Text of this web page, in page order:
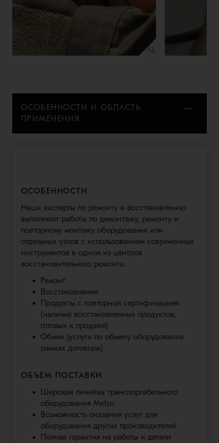
ОСОБЕННОСТИ И ОБЛАСТЬ
ПРИМЕНЕНИЯ
ОСОБЕННОСТИ
Наши эксперты по ремонту и восстановлению
выполняют работы по демонтажу, ремонту и
повторному монтажу оборудования или
отдельных узлов с использованием современных
инструментов в одном из центров
восстановительного ремонта.
Ремонт
Восстановление
Продукты с повторной сертификацией
(наличие восстановленных продуктов,
готовых к продаже)
Обмен (услуги по обмену оборудования
рамках договора)
ОБЪЕМ ПОСТАВКИ
Широкая линейка транспортабельного
оборудования Metso
Возможность оказания услуг для
оборудования других производителей
Полная гарантия на работы и детали